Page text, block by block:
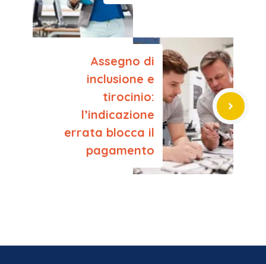
Assegno di
inclusione e
tirocinio:
l’indicazione
errata blocca il
pagamento